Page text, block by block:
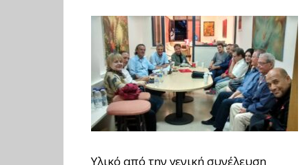
Υλικό από την γενική συνέλευση